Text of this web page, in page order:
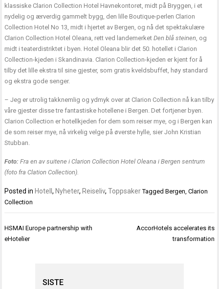
klassiske Clarion Collection Hotel Havnekontoret, midt på Bryggen, i et
nydelig og ærverdig gammelt bygg, den lille Boutique-perlen Clarion
Collection Hotel No 13, midt i hjertet av Bergen, og nå det spektakulære
Clarion Collection Hotel Oleana, rett ved landemerketDen blå steinen, og
midt i teaterdistriktet i byen. Hotel Oleana blir det 50. hotellet i Clarion
Collection-kjeden i Skandinavia. Clarion Collection-kjeden er kjent for å
tilby det lille ekstra til sine gjester, som gratis kveldsbuffet, høy standard
og ekstra gode senger.
– Jeg er utrolig takknemlig og ydmyk over at Clarion Collection nå kan tilby
våre gjester disse tre fantastiske hotellene i Bergen. Det fortjener byen.
Clarion Collection er hotellkjeden for dem som reiser mye, og i Bergen kan
de som reiser mye, nå virkelig velge på øverste hylle, sier John Kristian
Stubban.
Foto: Fra en av suitene i Clarion Collection Hotel Oleana i Bergen sentrum
(foto fra Clation Collection).
Posted in Hotell, Nyheter, Reiseliv,Toppsaker TaggedBergen,Clarion
Collection
Innleggsnavigasjon
HSMAI Europe partnership with
eHotelier
AccorHotels accelerates its
transformation
SISTE